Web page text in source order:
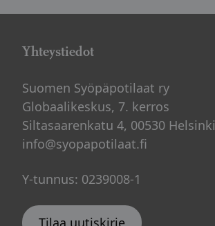
Yhteystiedot
Suomen Syöpäpotilaat ry
Globaalikeskus, 7. kerros
Siltasaarenkatu 4, 00530 Helsinki
info@syopapotilaat.fi
Y-tunnus: 0239008-1
Tilaa uutiskirje